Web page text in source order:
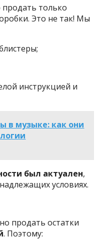
только
Это не так! Мы
инструкцией и
в музыке: как они
был актуален,
условиях.
продать остатки
. Поэтому: